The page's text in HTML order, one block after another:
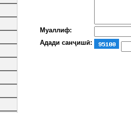
Муаллиф:
Адади санҷишӣ: